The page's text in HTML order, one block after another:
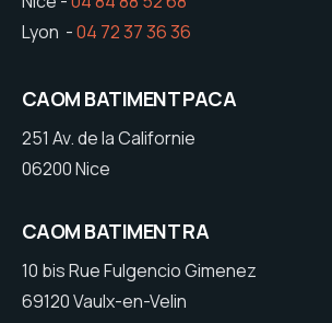
Lyon -04 72 37 36 36
CAOM BATIMENT PACA
251 Av. de la Californie
06200 Nice
CAOM BATIMENT RA
10 bis Rue Fulgencio Gimenez
69120 Vaulx-en-Velin